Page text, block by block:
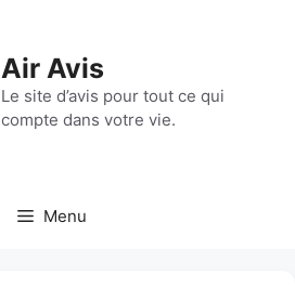
Air Avis
Le site d’avis pour tout ce qui
compte dans votre vie.
Menu